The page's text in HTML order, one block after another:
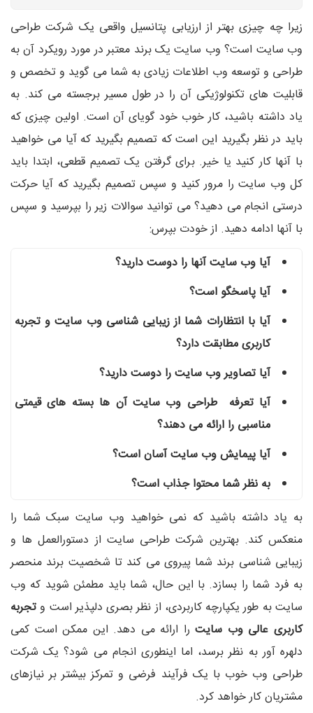
زیرا چه چیزی بهتر از ارزیابی پتانسیل واقعی یک شرکت طراحی
وب سایت است؟ وب سایت یک برند معتبر در مورد رویکرد آن به
طراحی و توسعه وب اطلاعات زیادی به شما می گوید و تخصص و
قابلیت های تکنولوژیکی آن را در طول مسیر برجسته می کند. به
یاد داشته باشید، کار خوب خود گویای آن است. اولین چیزی که
باید در نظر بگیرید این است که تصمیم بگیرید که آیا می خواهید
با آنها کار کنید یا خیر. برای گرفتن یک تصمیم قطعی، ابتدا باید
کل وب سایت را مرور کنید و سپس تصمیم بگیرید که آیا حرکت
درستی انجام می دهید؟ می توانید سوالات زیر را بپرسید و سپس
با آنها ادامه دهید. از خودت بپرس:
آیا وب سایت آنها را دوست دارید؟
آیا پاسخگو است؟
آیا با انتظارات شما از زیبایی شناسی وب سایت و تجربه
کاربری مطابقت دارد؟
آیا تصاویر وب سایت را دوست دارید؟
آیا تعرفه طراحی وب سایت آن ها بسته های قیمتی
مناسبی را ارائه می دهند؟
آیا پیمایش وب سایت آسان است؟
به نظر شما محتوا جذاب است؟
به یاد داشته باشید که نمی خواهید وب سایت سبک شما را
منعکس کند. بهترین شرکت طراحی سایت از دستورالعمل ها و
زیبایی شناسی برند شما پیروی می کند تا شخصیت برند منحصر
به فرد شما را بسازد. با این حال، شما باید مطمئن شوید که وب
سایت به طور یکپارچه کاربردی، از نظر بصری دلپذیر است وتجربه
کاربری عالی وب سایترا ارائه می دهد. این ممکن است کمی
دلهره آور به نظر برسد، اما اینطوری انجام می شود؟ یک شرکت
طراحی وب خوب با یک فرآیند فرضی و تمرکز بیشتر بر نیازهای
مشتریان کار خواهد کرد.